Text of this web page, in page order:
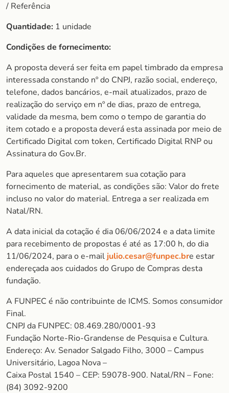
/ Referência
Quantidade: 1 unidade
Condições de fornecimento:
A proposta deverá ser feita em papel timbrado da empresa
interessada constando nº do CNPJ, razão social, endereço,
telefone, dados bancários, e-mail atualizados, prazo de
realização do serviço em nº de dias, prazo de entrega,
validade da mesma, bem como o tempo de garantia do
item cotado e a proposta deverá esta assinada por meio de
Certificado Digital com token, Certificado Digital RNP ou
Assinatura do Gov.Br.
Para aqueles que apresentarem sua cotação para
fornecimento de material, as condições são: Valor do frete
incluso no valor do material. Entrega a ser realizada em
Natal/RN.
A data inicial da cotação é dia 06/06/2024 e a data limite
para recebimento de propostas é até as 17:00 h, do dia
11/06/2024, para o e-mail julio.cesar@funpec.bre estar
endereçada aos cuidados do Grupo de Compras desta
fundação.
A FUNPEC é não contribuinte de ICMS. Somos consumidor
Final.
CNPJ da FUNPEC: 08.469.280/0001-93
Fundação Norte-Rio-Grandense de Pesquisa e Cultura.
Endereço: Av. Senador Salgado Filho, 3000 – Campus
Universitário, Lagoa Nova –
Caixa Postal 1540 – CEP: 59078-900. Natal/RN – Fone:
(84) 3092-9200